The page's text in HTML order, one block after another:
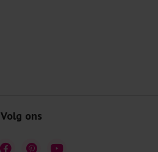
Volg ons